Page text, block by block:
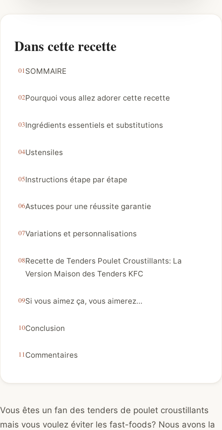
Dans cette recette
SOMMAIRE
Pourquoi vous allez adorer cette recette
Ingrédients essentiels et substitutions
Ustensiles
Instructions étape par étape
Astuces pour une réussite garantie
Variations et personnalisations
Recette de Tenders Poulet Croustillants: La
Version Maison des Tenders KFC
Si vous aimez ça, vous aimerez…
Conclusion
Commentaires
Vous êtes un fan des tenders de poulet croustillants
mais vous voulez éviter les fast-foods? Nous avons la